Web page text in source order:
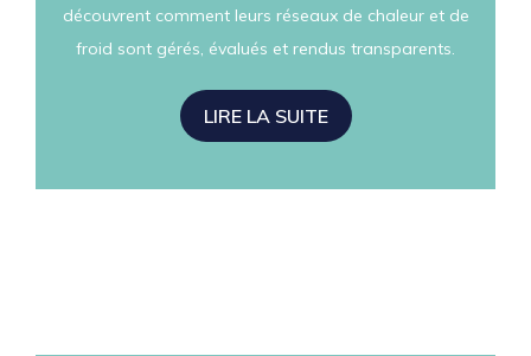
découvrent comment leurs réseaux de chaleur et de
froid sont gérés, évalués et rendus transparents.
LIRE LA SUITE